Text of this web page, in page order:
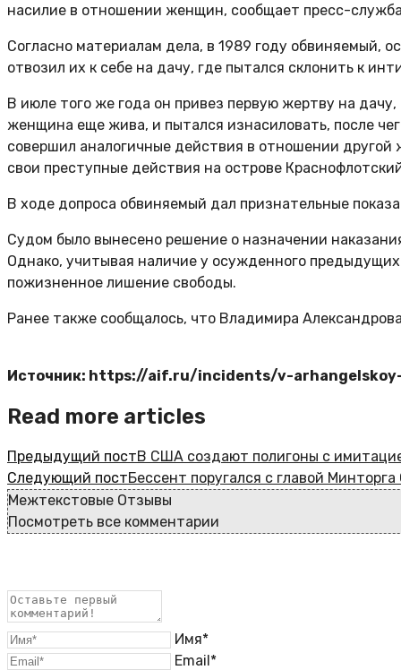
насилие в отношении женщин, сообщает пресс-
Согласно материалам дела, в 1989 году обвиняемый,
отвозил их к себе на дачу, где пытался склонить к
В июле того же года он привез первую жертву на
женщина еще жива, и пытался изнасиловать, после
совершил аналогичные действия в отношении
свои преступные действия на острове
В ходе допроса обвиняемый дал признательные
Судом было вынесено решение о назначении
Однако, учитывая наличие у осужденного
пожизненное лишение свободы.
Ранее также сообщалось, что Владимира
Источник: https://aif.ru/incidents/v-
Read more articles
Предыдущий постВ США создают полигоны с
Следующий постБессент поругался с главой
Межтекстовые Отзывы
Посмотреть все комментарии
Имя*
Email*